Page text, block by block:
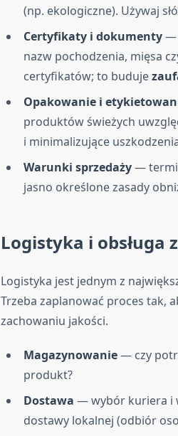
(np. ekologiczne). Używaj
Certyfikaty i dokumenty—
nazw pochodzenia, mięsa
certyfikatów; to buduje
Opakowanie i
produktów świeżych
i minimalizujące
Warunki sprzedaży—
jasno określone zasady
Logistyka i
Logistyka jest jednym z
Trzeba zaplanować proces tak,
zachowaniu jakości.
Magazynowanie— czy
produkt?
Dostawa — wybór kuriera i
dostawy lokalnej (odbiór